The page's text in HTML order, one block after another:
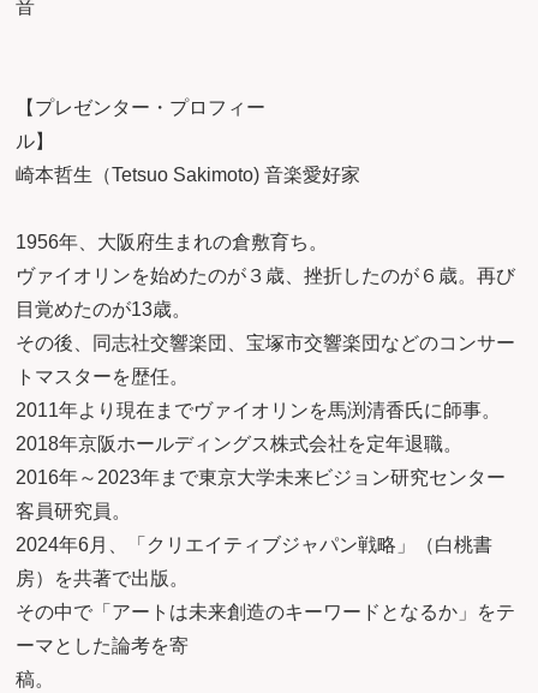
【プレゼンター・プロフィー
崎本哲生（Tetsuo Sakimoto) 音楽愛好家
1956年、大阪府生まれの倉敷育ち。
ヴァイオリンを始めたのが３歳、挫折したのが６歳。再び
目覚めたのが13歳。
その後、同志社交響楽団、宝塚市交響楽団などのコンサー
トマスターを歴任。
2011年より現在までヴァイオリンを馬渕清香氏に師事。
2018年京阪ホールディングス株式会社を定年退職。
2016年～2023年まで東京大学未来ビジョン研究センター
客員研究員。
2024年6月、「クリエイティブジャパン戦略」（白桃書
房）を共著で出版。
その中で「アートは未来創造のキーワードとなるか」をテ
ーマとした論考を寄
稿。